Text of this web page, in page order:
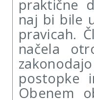
praktične
naj bi bile
pravicah.
načela
postopke
Obenem